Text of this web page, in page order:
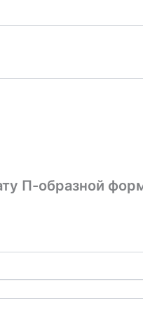
П-образной